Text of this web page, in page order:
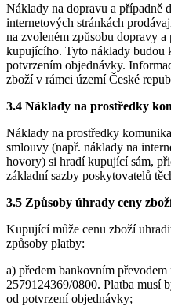
Náklady na dopravu a případně
internetových stránkách
na zvoleném způsobu dopravy
kupujícího. Tyto náklady budou
potvrzením objednávky.
zboží v rámci území České
3.4 Náklady na prostředky
Náklady na prostředky
smlouvy (např. náklady na
hovory) si hradí kupující sám,
základní sazby poskytovatelů
3.5 Způsoby úhrady ceny
Kupující může cenu zboží
způsoby platby:
a) předem bankovním
2579124369/0800. Platba musí
od potvrzení objednávky;